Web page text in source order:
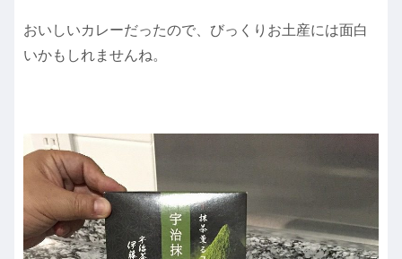
おいしいカレーだったので、びっくりお土産には面白
いかもしれませんね。